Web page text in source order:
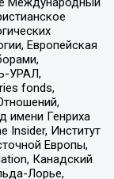
Европейская
УРАЛ,
fonds,
Генриха
Insider, Институт
Европы,
Канадский
Лорье,